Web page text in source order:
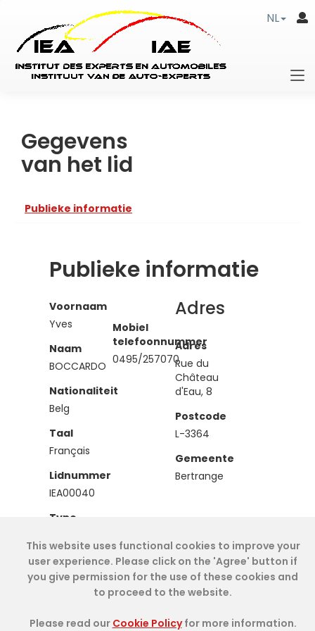
NL
Gegevens
van het lid
Publieke informatie
Publieke informatie
Voornaam
Yves
Naam
BOCCARDO
Nationaliteit
Belg
Taal
Français
Lidnummer
IEA00040
Type
Mobiel
telefoonnummer
0495/257070
Adres
Adres
Rue du
Château
d'Eau, 8
Postcode
L-3364
Gemeente
Bertrange
Cookie Policy- IAE-IEA2026-My Dashboard
This website uses functional cookies to improve your
user experience. Please click on the 'Agree' button if
you give permission for the use of these cookies and
to proceed to the website.
Please read our Cookie Policyfor more information.